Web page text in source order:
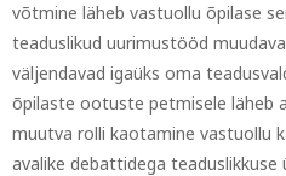
võtmine läheb vastuollu õpilase
teaduslikud uurimustööd
väljendavad igaüks oma
õpilaste ootuste petmisele läheb
muutva rolli kaotamine vastuollu
avalike debattidega